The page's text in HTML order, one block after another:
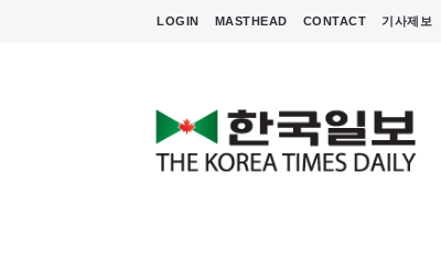
LOGIN MASTHEAD CONTACT 기사제보